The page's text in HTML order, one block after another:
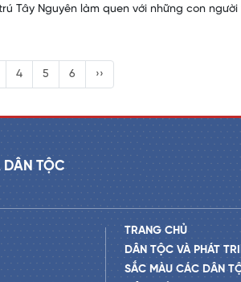
Tây Nguyên làm quen với những con
4 5 6 ››
TỘC
TRANG CHỦ
DÂN TỘC VÀ PHÁT
SẮC MÀU CÁC DÂN